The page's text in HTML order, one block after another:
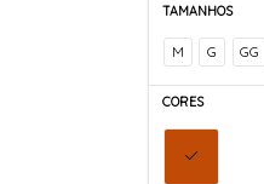
TAMANHOS
M G GG
CORES